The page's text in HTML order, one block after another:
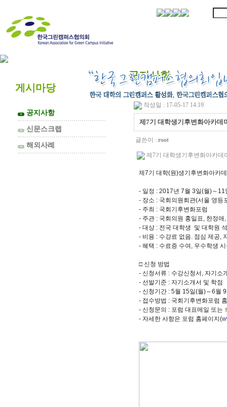
게시마당
▼ 공지사항
▼ 신문스크랩
▼ 해외사례
공지사항
작성일 : 17-05-17 14:19
제7기 대학생기후변화아카데
글쓴이 : root
제7기 대학생기후변화아카데
제7기 대학(원)생기후변화아카
- 일정 : 2017년 7월 3일(월)～
- 장소 : 국회의원회관(서울 영등
- 주최 : 국회기후변화포럼
- 주관 : 국회의원 홍일표, 한정
- 대상 : 전국 대학생 및 대학원
- 비용 : 수강료 없음. 점심 제공,
- 혜택 : 수료증 수여, 우수학생
□ 신청 방법
- 신청서류 : 수강신청서, 자기소
- 선발기준 : 자기소개서 및 학점
- 신청기간 : 5월 15일(월)～6월
- 접수방법 : 국회기후변화포럼
- 신청문의 : 포럼 대표메일 또
- 자세한 사항은 포럼 홈페이지(